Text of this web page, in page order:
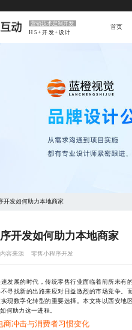
营销技术定制开发
H5+开发+设计
首页
开发如何助力本地商家
开发如何助力本地商家
内容来源 零售小程序开发
发展的时代，传统零售行业面临着前所未有
寻找新的出路来应对日益激烈的市场竞争。
现数字化转型的重要选择。本文将以西安地
何助力这一进程。
商冲击与消费者习惯变化